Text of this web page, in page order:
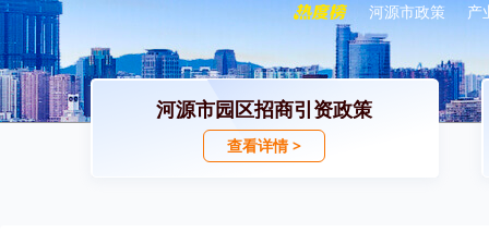
河源市政策 产
河源市园区招商引资政策
查看详情 >